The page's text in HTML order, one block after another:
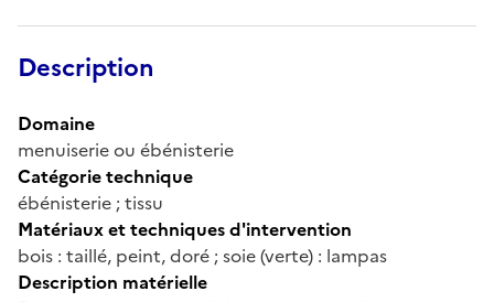
Description
Domaine
menuiserie ou ébénisterie
Catégorie technique
ébénisterie ; tissu
Matériaux et techniques d'intervention
bois : taillé, peint, doré ; soie (verte) : lampas
Description matérielle